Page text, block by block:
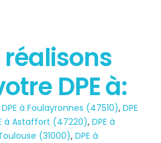
risques
réalisons
DPE à:
DPE à Foulayronnes (47510),DPE
à Astaffort (47220),DPE à
(31000),DPE à